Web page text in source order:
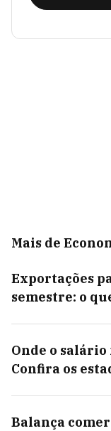
Mais de
Exportações
semestre: o
Onde o
Confira os
Balança